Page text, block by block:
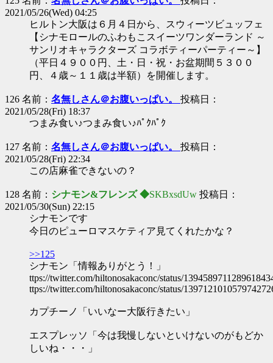
2021/05/26(Wed) 04:25
ヒルトン大阪は６月４日から、スウィーツビュッフェ
【シナモロールのふわもこスイーツワンダーランド ～
サンリオキャラクターズ コラボティーパーティー～】
（平日４９００円、土・日・祝・お盆期間５３００
円、４歳～１１歳は半額）を開催します。
126 名前： 名無しさん＠お腹いっぱい。 投稿日：
2021/05/28(Fri) 18:37
つまみ食い♪つまみ食い♪ﾊﾟｸﾊﾟｸ
127 名前： 名無しさん＠お腹いっぱい。 投稿日：
2021/05/28(Fri) 22:34
この店麻雀できないの？
128 名前： シナモン&フレンズ ◆SKBxsdUw 投稿日：
2021/05/30(Sun) 22:15
シナモンです
今日のピューロマスケティア見てくれたかな？
>>125
シナモン「情報ありがとう！」
ttps://twitter.com/hiltonosakaconc/status/
ttps://twitter.com/hiltonosakaconc/status/
カプチーノ「いいなー大阪行きたい」
エスプレッソ「今は我慢しないといけないのがもどか
しいね・・・」